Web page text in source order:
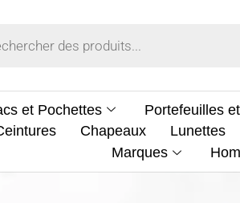
et Pochettes Portefeuilles
Chapeaux Lunettes
Marques